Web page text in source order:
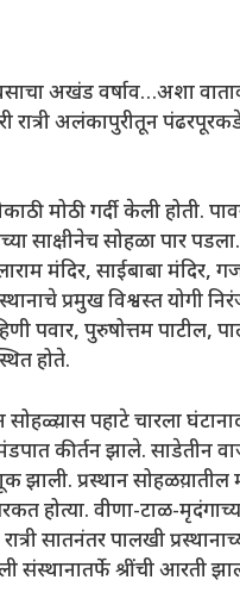
अखंड वर्षाव…अशा
रात्री अलंकापुरीतून
मोठी गर्दी केली होती.
साक्षीनेच सोहळा पार
मंदिर, साईबाबा मंदिर,
प्रमुख विश्वस्त योगी
पवार, पुरुषोत्तम पाटील,
होते.
सोहळ्य़ास पहाटे चारला
कीर्तन झाले. साडेतीन
प्रस्थान सोहळय़ातील
होत्या. वीणा-टाळ-
सातनंतर पालखी
संस्थानातर्फे श्रींची आरती